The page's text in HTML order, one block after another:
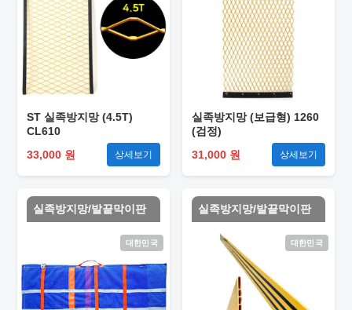
ST 실족방지망 (4.5T)
CL610
33,000 원
상세보기
실족방지망 (보급형) 1260
(검정)
31,000 원
상세보기
실족방지망/발끝막이판
대한민국
실족방지망/발끝막이판
대한민국